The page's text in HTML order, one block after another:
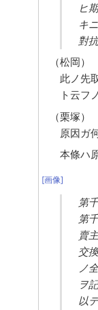
ヒ
キ
對
（松岡）
此ノ先
ト云フ
（栗塚）
原因ガ
本條ハ
[画像]
第
第
賣
交
ノ
ヲ
以